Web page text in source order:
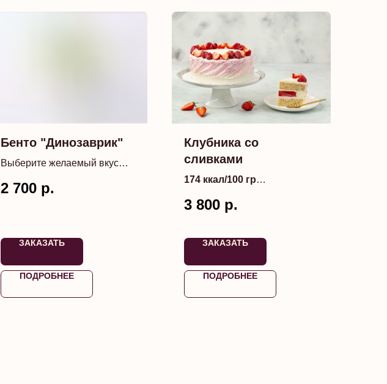
Бенто "Динозаврик"
Выберите желаемый вкус
2 700 р.
ЗАКАЗАТЬ
ПОДРОБНЕЕ
Клубника со
сливками
174 ккал/100 гр
Цена за 1 кг с ободком из
3 800 р.
ЗАКАЗАТЬ
ПОДРОБНЕЕ